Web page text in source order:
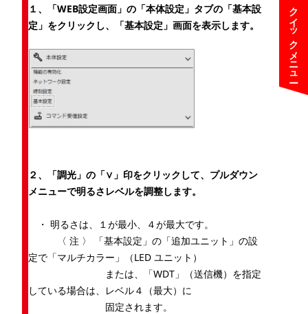
クイックメニュー
１、
「WEB設定画面」の「本体設定」タブの「基本設
定」をクリックし、「基本設定」画面を表示します。
２、
「調光」の「∨」印をクリックして、プルダウン
メニューで明るさレベルを調整します。
・ 明るさは、１が最小、４が最大です。
〈 注 〉 「基本設定」の「追加ユニット」の設
定で「マルチカラー」（LED ユニット）
または、「WDT」（送信機）を指定
している場合は、レベル４（最大）に
固定されます。